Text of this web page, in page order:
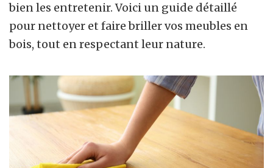
bien les entretenir. Voici un guide détaillé
pour nettoyer et faire briller vos meubles en
bois, tout en respectant leur nature.